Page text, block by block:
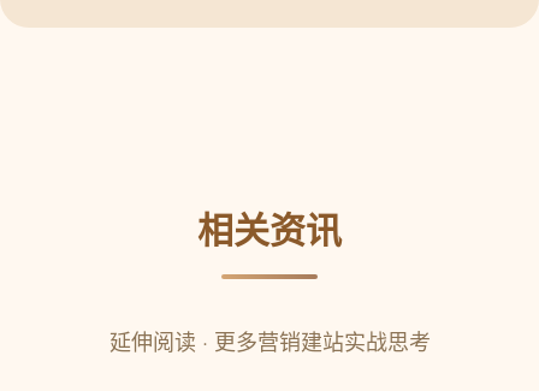
相关资讯
延伸阅读 · 更多营销建站实战思考